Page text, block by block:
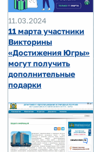
11.03.2024
11 марта участники
Викторины
«Достижения Югры»
могут получить
дополнительные
подарки